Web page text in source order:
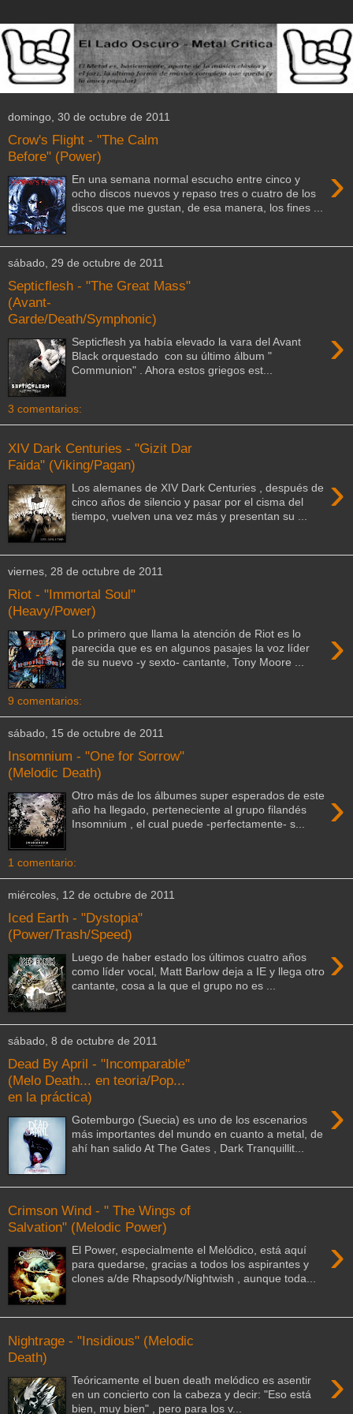
domingo, 30 de octubre de 2011
Crow's Flight - "The Calm
Before" (Power)
›
En una semana normal escucho entre cinco y
ocho discos nuevos y repaso tres o cuatro de los
discos que me gustan, de esa manera, los fines ...
sábado, 29 de octubre de 2011
Septicflesh - "The Great Mass"
(Avant-
Garde/Death/Symphonic)
›
Septicflesh ya había elevado la vara del Avant
Black orquestado con su último álbum "
Communion" . Ahora estos griegos est...
3 comentarios:
XIV Dark Centuries - "Gizit Dar
Faida" (Viking/Pagan)
›
Los alemanes de XIV Dark Centuries , después de
cinco años de silencio y pasar por el cisma del
tiempo, vuelven una vez más y presentan su ...
viernes, 28 de octubre de 2011
Riot - "Immortal Soul"
(Heavy/Power)
›
Lo primero que llama la atención de Riot es lo
parecida que es en algunos pasajes la voz líder
de su nuevo -y sexto- cantante, Tony Moore ...
9 comentarios:
sábado, 15 de octubre de 2011
Insomnium - "One for Sorrow"
(Melodic Death)
›
Otro más de los álbumes super esperados de este
año ha llegado, perteneciente al grupo filandés
Insomnium , el cual puede -perfectamente- s...
1 comentario:
miércoles, 12 de octubre de 2011
Iced Earth - "Dystopia"
(Power/Trash/Speed)
›
Luego de haber estado los últimos cuatro años
como líder vocal, Matt Barlow deja a IE y llega otro
cantante, cosa a la que el grupo no es ...
sábado, 8 de octubre de 2011
Dead By April - "Incomparable"
(Melo Death... en teoria/Pop...
en la práctica)
›
Gotemburgo (Suecia) es uno de los escenarios
más importantes del mundo en cuanto a metal, de
ahí han salido At The Gates , Dark Tranquillit...
Crimson Wind - " The Wings of
Salvation" (Melodic Power)
›
El Power, especialmente el Melódico, está aquí
para quedarse, gracias a todos los aspirantes y
clones a/de Rhapsody/Nightwish , aunque toda...
Nightrage - "Insidious" (Melodic
Death)
›
Teóricamente el buen death melódico es asentir
en un concierto con la cabeza y decir: "Eso está
bien, muy bien" , pero para los v...